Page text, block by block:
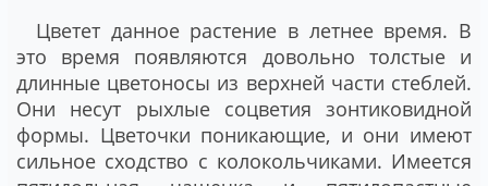
Цветет данное растение в летнее время. В
это время появляются довольно толстые и
длинные цветоносы из верхней части стеблей.
Они несут рыхлые соцветия зонтиковидной
формы. Цветочки поникающие, и они имеют
сильное сходство с колокольчиками. Имеется